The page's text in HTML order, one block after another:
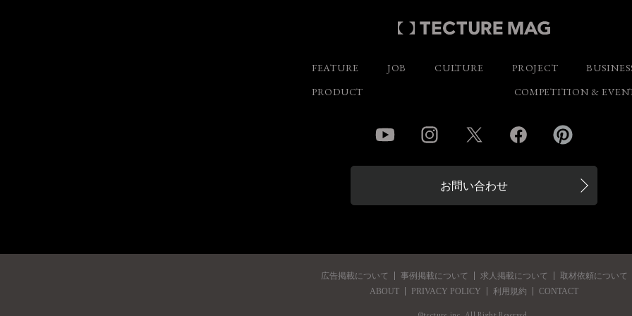
FEATURE JOB CULTURE PROJECT
PRODUCT
COMPETITION &
YouTube Instagram Twitter Facebook
お問い合わせ
広告掲載について 事例掲載について 求人掲載について
取材依頼について
ABOUT
PRIVACY POLICY 利用規約 CONTACT